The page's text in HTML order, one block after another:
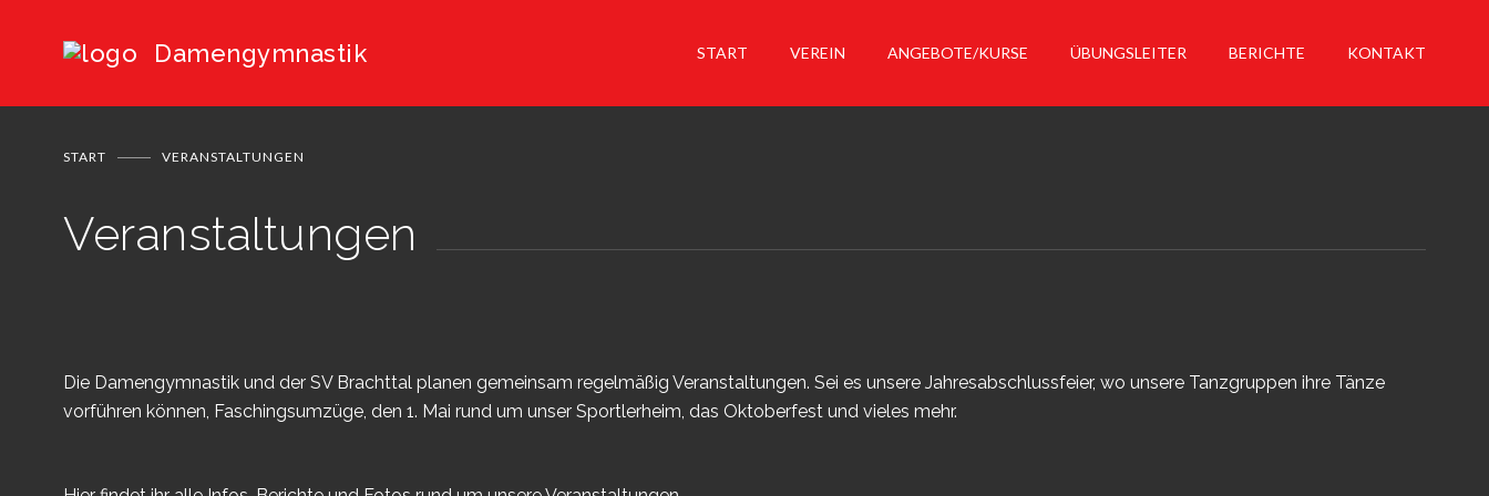
Damengymnastik START VEREIN ANGEBOTE/KURSE ÜBUNGSLEITER BERICHTE KONTAKT
START VERANSTALTUNGEN
Veranstaltungen
Die Damengymnastik und der SV Brachttal planen gemeinsam regelmäßig Veranstaltungen. Sei es unsere Jahresabschlussfeier, wo unsere Tanzgruppen ihre Tänze
vorführen können, Faschingsumzüge, den 1. Mai rund um unser Sportlerheim, das Oktoberfest und vieles mehr.